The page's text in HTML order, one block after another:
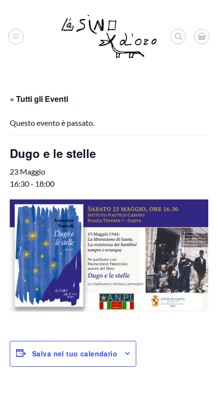
contenuti
« Tutti gli Eventi
Questo evento è passato.
Dugo e le stelle
23 Maggio
16:30- 18:00
Salva nel tuo calendario